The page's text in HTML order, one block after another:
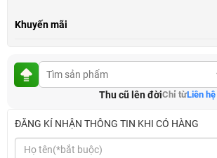
Khuyến mãi
Thu cũ lên đờiChỉ từLiên hệ
ĐĂNG KÍ NHẬN THÔNG TIN KHI CÓ HÀNG